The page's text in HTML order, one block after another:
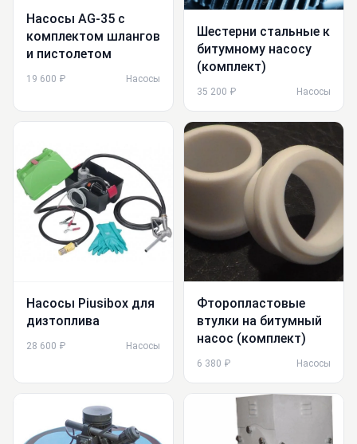
Насосы AG-35 с
комплектом шлангов
и пистолетом
19 600 ₽ Насосы
Шестерни стальные к
битумному насосу
(комплект)
35 200 ₽ Насосы
Насосы Piusibox для
дизтоплива
28 600 ₽ Насосы
Фторопластовые
втулки на битумный
насос (комплект)
6 380 ₽ Насосы